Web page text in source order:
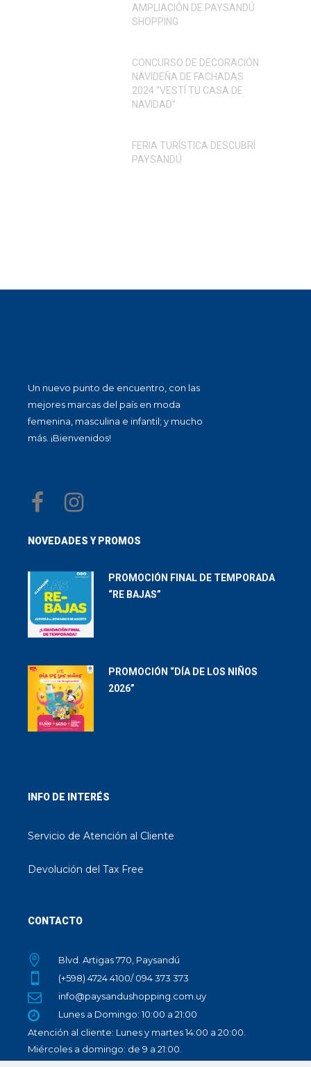
AMPLIACIÓN DE PAYSANDÚ
SHOPPING
CONCURSO DE DECORACIÓN
NAVIDEÑA DE FACHADAS
2024 “VESTÍ TU CASA DE
NAVIDAD”
FERIA TURÍSTICA DESCUBRÍ
PAYSANDÚ
Un nuevo punto de encuentro, con las
mejores marcas del país en moda
femenina, masculina e infantil; y mucho
más. ¡Bienvenidos!
NOVEDADES Y PROMOS
PROMOCIÓN FINAL DE TEMPORADA
“RE BAJAS”
PROMOCIÓN “DÍA DE LOS NIÑOS
2026”
INFO DE INTERÉS
Servicio de Atención al Cliente
Devolución del Tax Free
CONTACTO
Blvd. Artigas 770, Paysandú
(+598) 4724 4100/ 094 373 373
info@paysandushopping.com.uy
Lunes a Domingo: 10:00 a 21:00
Atención al cliente: Lunes y martes 14:00 a 20:00.
Miércoles a domingo: de 9 a 21:00.